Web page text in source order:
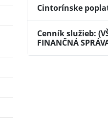
Cintorínske
Cenník služieb:
FINANČNÁ